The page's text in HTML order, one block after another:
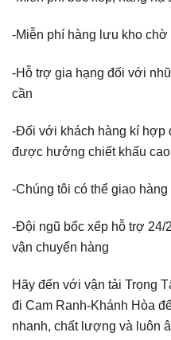
-Miễn phí hàng lưu kho chờ
-Hỗ trợ gia hạng đối với
cần
-Đối với khách hàng kí hợp
được hưởng chiết khấu cao
-Chúng tôi có thể giao
-Đội ngũ bốc xếp hỗ trợ 24/
vận chuyển hàng
Hãy đến với vận tải Trọng
đi Cam Ranh-Khánh Hòa
nhanh, chất lượng và luôn